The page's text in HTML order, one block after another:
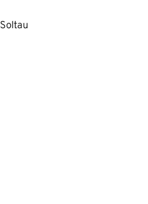
Soltau